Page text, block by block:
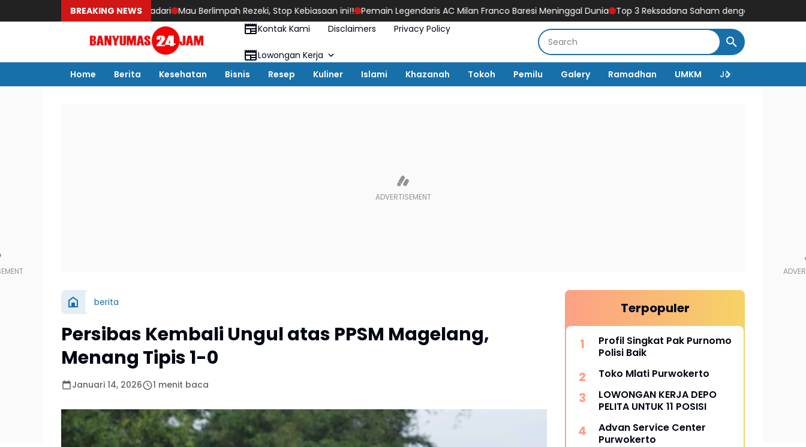
BREAKING NEWS
tahun yang Perlu Istri Sadari Mau Berlimpah Rezeki, Stop Kebiasaan ini!! Pemain Legendaris AC Milan Franco Baresi Meninggal Dunia Top 3 Reksadana Saham dengan Kinerja Terbaik
Kontak Kami
Disclaimers Privacy Policy
Lowongan Kerja
Home
Berita Kesehatan Bisnis Resep Kuliner Islami Khazanah Tokoh Pemilu Galery Ramadhan UMKM Jateng
berita
Persibas Kembali Ungul atas PPSM Magelang,
Menang Tipis 1-0
Januari 14, 2026 1 menit baca
Terpopuler
Profil Singkat Pak Purnomo
Polisi Baik
Toko Mlati Purwokerto
LOWONGAN KERJA DEPO
PELITA UNTUK 11 POSISI
Advan Service Center
Purwokerto